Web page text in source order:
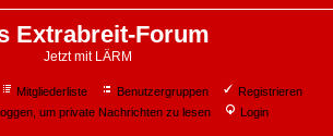
Extrabreit-Forum
Jetzt mit LÄRM
Mitgliederliste Benutzergruppen
Registrieren
um private Nachrichten zu lesen Login